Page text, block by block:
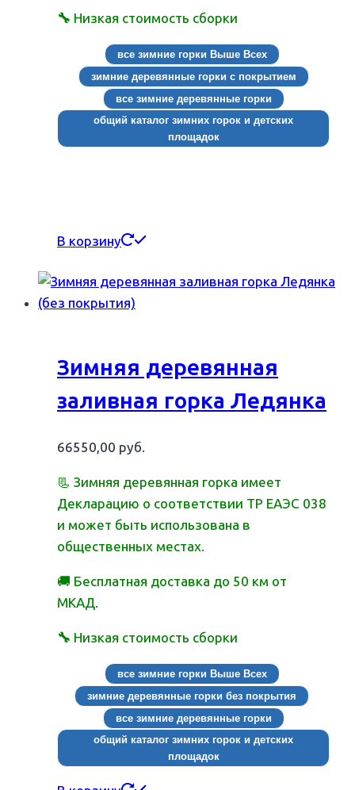
🔧 Низкая стоимость сборки
все зимние горки Выше Всех
зимние деревянные горки с покрытием
все зимние деревянные горки
общий каталог зимних горок и детских
площадок
В корзину
Зимняя деревянная
заливная горка Ледянка
66550,00 руб.
📃 Зимняя деревянная горка имеет
Декларацию о соответствии ТР ЕАЭС 038
и может быть использована в
общественных местах.
🚚 Бесплатная доставка до 50 км от
МКАД.
🔧 Низкая стоимость сборки
все зимние горки Выше Всех
зимние деревянные горки без покрытия
все зимние деревянные горки
общий каталог зимних горок и детских
площадок